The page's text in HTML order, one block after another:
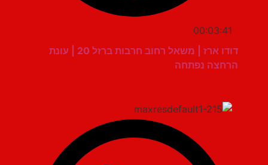
00:03:41
דודו ארז | משאל רחוב חרבות ברזל 20 | עונת
הרחצה נפתחה